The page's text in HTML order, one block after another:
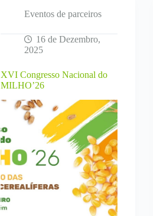
Eventos de parceiros
16 de Dezembro,
2025
XVI Congresso Nacional do
MILHO’26